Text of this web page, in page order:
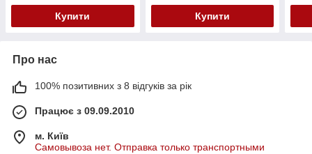
Купити Купити
Про нас
100% позитивних з 8 відгуків за рік
Працює з 09.09.2010
м. Київ
Самовывоза нет. Отправка только транспортными